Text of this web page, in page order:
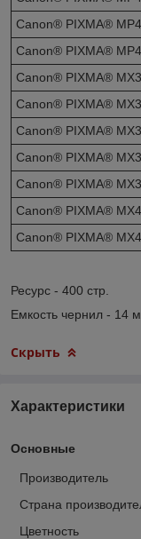
Canon® PIXMA®
Canon® PIXMA®
Canon® PIXMA®
Canon® PIXMA®
Canon® PIXMA®
Canon® PIXMA®
Canon® PIXMA®
Canon® PIXMA®
Canon® PIXMA®
Ресурс - 400 стр.
Емкость чернил - 14
Скрыть
Характеристики
Основные
Производитель
Страна
Цветность